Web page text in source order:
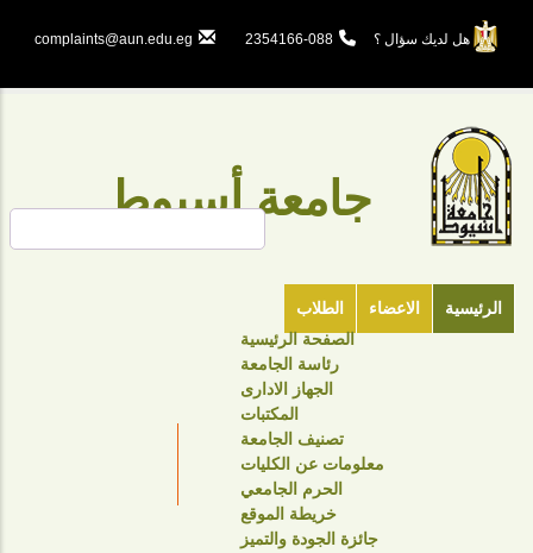
الرئيسي
هل لديك سؤال ؟ 088-2354166
complaints@aun.edu.eg
جامعة أسيوط
الرئيسية الاعضاء الطلاب
بحث
NAVIGATION
الصفحة الرئيسية
رئاسة الجامعة
الجهاز الادارى
المكتبات
تصنيف الجامعة
معلومات عن الكليات
الحرم الجامعي
خريطة الموقع
جائزة الجودة والتميز